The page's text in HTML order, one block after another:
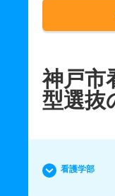
神戸市
型選抜
看護学部